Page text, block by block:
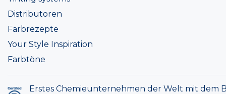
Distributoren
Farbrezepte
Your Style Inspiration
Farbtöne
Erstes Chemieunternehmen der Welt mit dem